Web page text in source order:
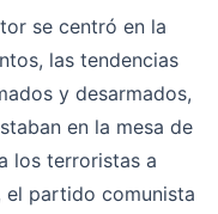
se centró en la
las tendencias
y desarmados,
en la mesa de
los terroristas a
el partido comunista